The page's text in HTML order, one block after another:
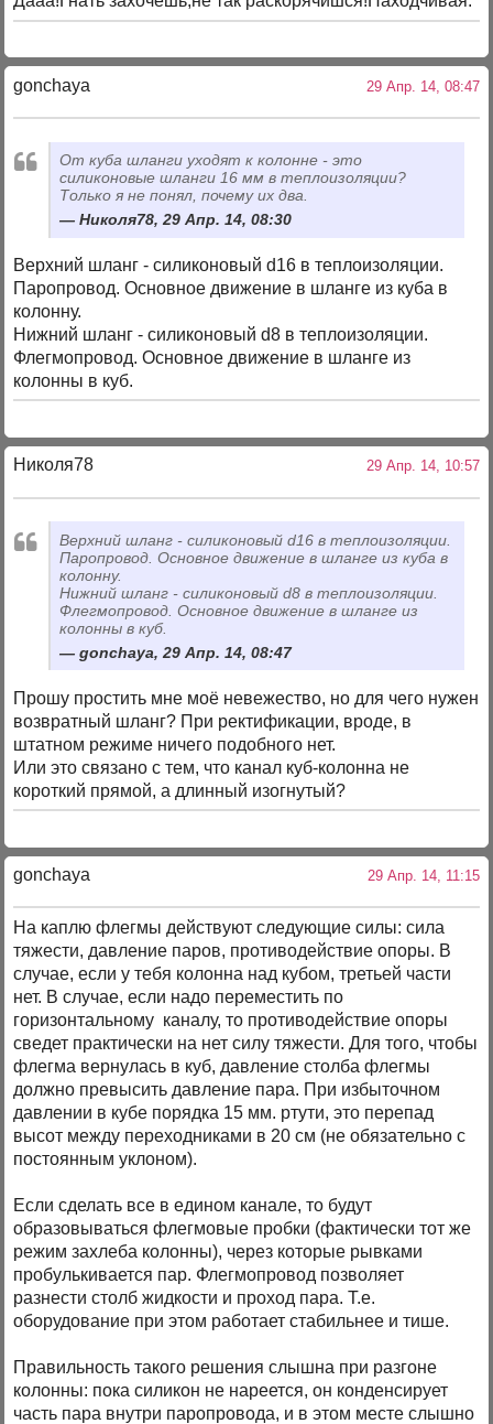
gonchaya 29 Апр. 14, 08:47
От куба шланги уходят к колонне - это
силиконовые шланги 16 мм в теплоизоляции?
Только я не понял, почему их два.
Николя78, 29 Апр. 14, 08:30
Верхний шланг - силиконовый d16 в теплоизоляции.
Паропровод. Основное движение в шланге из куба в
колонну.
Нижний шланг - силиконовый d8 в теплоизоляции.
Флегмопровод. Основное движение в шланге из
колонны в куб.
Николя78 29 Апр. 14, 10:57
Верхний шланг - силиконовый d16 в теплоизоляции.
Паропровод. Основное движение в шланге из куба в
колонну.
Нижний шланг - силиконовый d8 в теплоизоляции.
Флегмопровод. Основное движение в шланге из
колонны в куб.
gonchaya, 29 Апр. 14, 08:47
Прошу простить мне моё невежество, но для чего нужен
возвратный шланг? При ректификации, вроде, в
штатном режиме ничего подобного нет.
Или это связано с тем, что канал куб-колонна не
короткий прямой, а длинный изогнутый?
gonchaya 29 Апр. 14, 11:15
На каплю флегмы действуют следующие силы: сила
тяжести, давление паров, противодействие опоры. В
случае, если у тебя колонна над кубом, третьей части
нет. В случае, если надо переместить по
горизонтальному каналу, то противодействие опоры
сведет практически на нет силу тяжести. Для того, чтобы
флегма вернулась в куб, давление столба флегмы
должно превысить давление пара. При избыточном
давлении в кубе порядка 15 мм. ртути, это перепад
высот между переходниками в 20 см (не обязательно с
постоянным уклоном).
Если сделать все в едином канале, то будут
образовываться флегмовые пробки (фактически тот же
режим захлеба колонны), через которые рывками
пробулькивается пар. Флегмопровод позволяет
разнести столб жидкости и проход пара. Т.е.
оборудование при этом работает стабильнее и тише.
Правильность такого решения слышна при разгоне
колонны: пока силикон не нареется, он конденсирует
часть пара внутри паропровода, и в этом месте слышно